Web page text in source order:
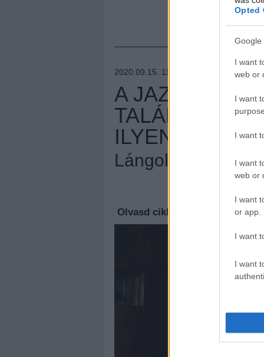
Opted
Google
I want
web or
I want
I want
I want
web or
I want
or app.
I want
I want
2020.09.15. 11:00 –
A JAZZ ÉS A
ILYEN A HAB
Lángoló Premier
Olvasd cikkeinket az új